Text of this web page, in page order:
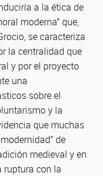
a la ética de
moderna” que,
se caracteriza
la centralidad que
y por el proyecto
una
sobre el
y la
que muchas
de
medieval y en
ruptura con la